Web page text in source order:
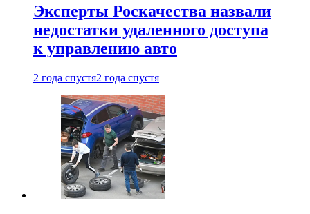
Эксперты Роскачества назвали
недостатки удаленного доступа
к управлению авто
2 года спустя2 года спустя